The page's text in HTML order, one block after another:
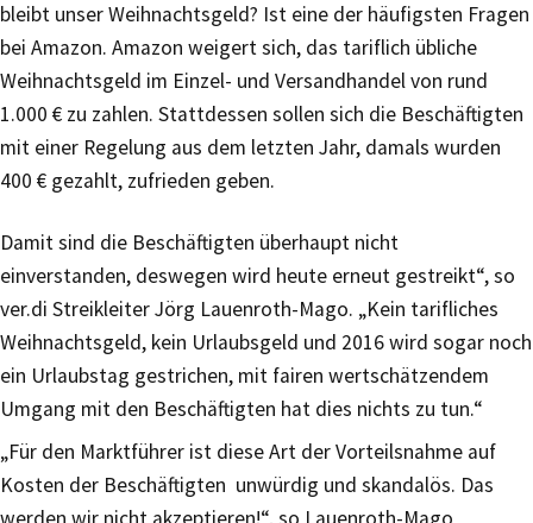
bleibt unser Weihnachtsgeld? Ist eine der häufigsten Fragen
bei Amazon. Amazon weigert sich, das tariflich übliche
Weihnachtsgeld im Einzel- und Versandhandel von rund
1.000 € zu zahlen. Stattdessen sollen sich die Beschäftigten
mit einer Regelung aus dem letzten Jahr, damals wurden
400 € gezahlt, zufrieden geben.
Damit sind die Beschäftigten überhaupt nicht
einverstanden, deswegen wird heute erneut gestreikt“, so
ver.di Streikleiter Jörg Lauenroth-Mago. „Kein tarifliches
Weihnachtsgeld, kein Urlaubsgeld und 2016 wird sogar noch
ein Urlaubstag gestrichen, mit fairen wertschätzendem
Umgang mit den Beschäftigten hat dies nichts zu tun.“
„Für den Marktführer ist diese Art der Vorteilsnahme auf
Kosten der Beschäftigten unwürdig und skandalös. Das